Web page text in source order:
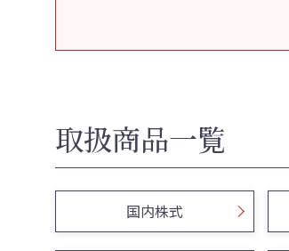
取扱商品一覧
国内株式